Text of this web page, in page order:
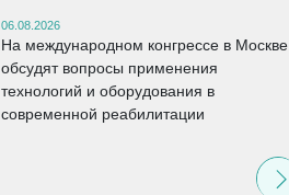
06.08.2026
На международном конгрессе в Москве
обсудят вопросы применения
технологий и оборудования в
современной реабилитации